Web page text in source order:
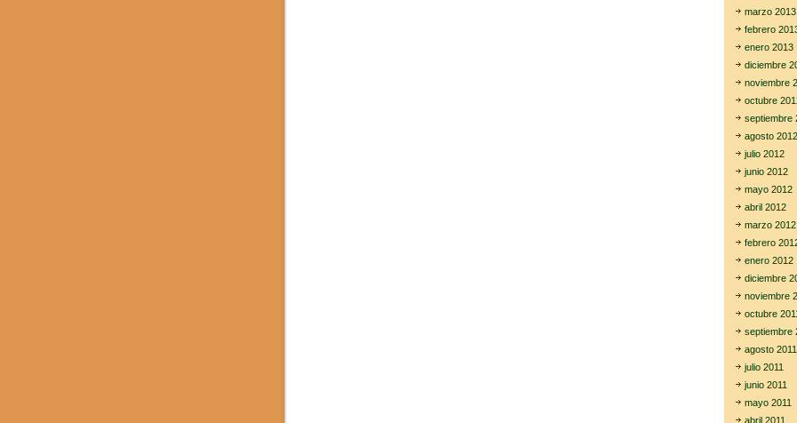
marzo 2013
febrero
enero 2013
diciembre
noviembre
octubre
septiembre
agosto 2012
julio 2012
junio 2012
mayo 2012
abril 2012
marzo 2012
febrero
enero 2012
diciembre
noviembre
octubre
septiembre
agosto 2011
julio 2011
junio 2011
mayo 2011
abril 2011